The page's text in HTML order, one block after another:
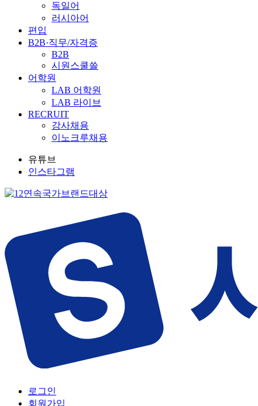
독일어
러시아어
편입
B2B·직무/자격증
B2B
시원스쿨쓸
어학원
LAB 어학원
LAB 라이브
RECRUIT
강사채용
이노크루채용
유튜브
인스타그램
로그인
회원가입